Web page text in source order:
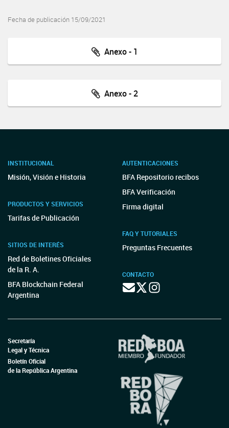
Fecha de publicación 15/09/2021
Anexo - 1
Anexo - 2
INSTITUCIONAL
Misión, Visión e Historia
PRODUCTOS Y SERVICIOS
Tarifas de Publicación
SITIOS DE INTERÉS
Red de Boletines Oficiales
de la R. A.
BFA Blockchain Federal
Argentina
AUTENTICACIONES
BFA Repositorio recibos
BFA Verificación
Firma digital
FAQ Y TUTORIALES
Preguntas Frecuentes
CONTACTO
Secretaría
Legal y Técnica
Boletín Oficial
de la República Argentina